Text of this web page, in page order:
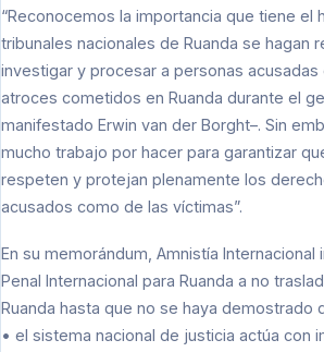
“Reconocemos la importancia que tiene el
tribunales nacionales de Ruanda se hagan
investigar y procesar a personas
atroces cometidos en Ruanda durante el
manifestado Erwin van der Borght–. Sin
mucho trabajo por hacer para garantizar
respeten y protejan plenamente los
acusados como de las víctimas”.
En su memorándum, Amnistía Internacional
Penal Internacional para Ruanda a no
Ruanda hasta que no se haya demostrado
• el sistema nacional de justicia actúa con